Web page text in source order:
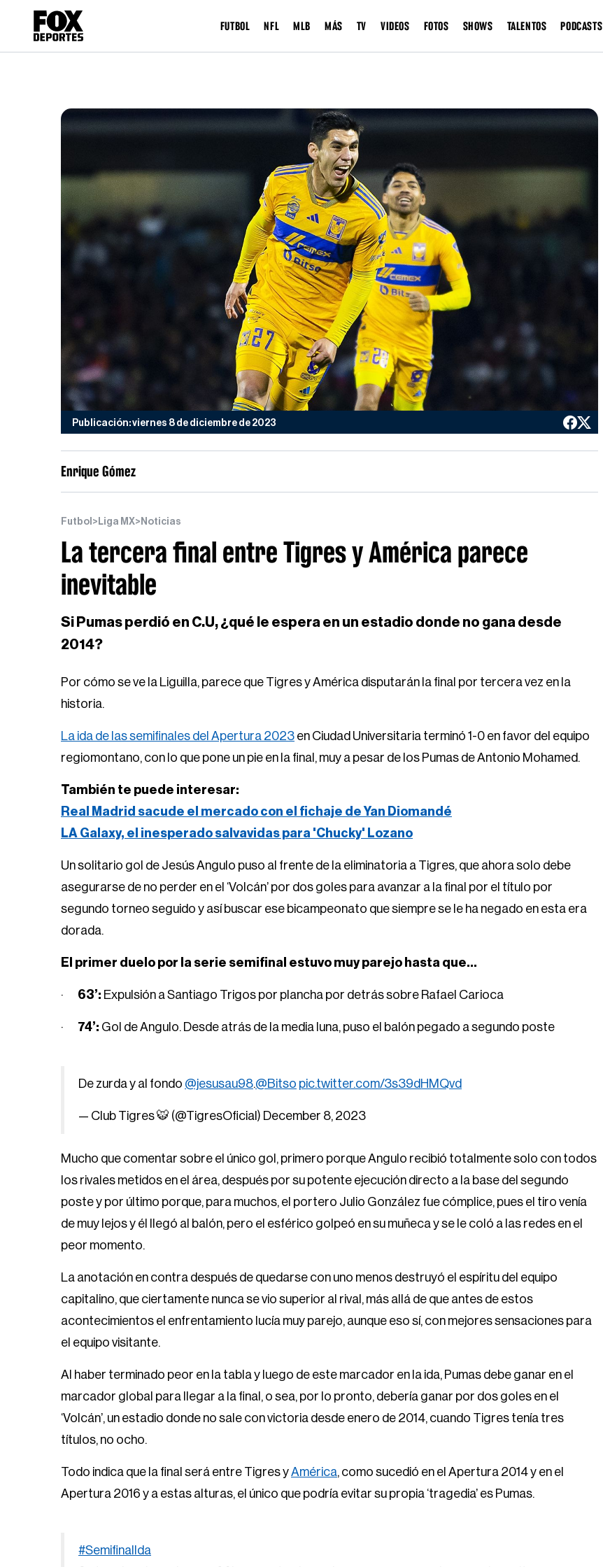
FUTBOL NFL MLB MÁS TV VIDEOS FOTOS SHOWS TALENTOS PODCASTS
Publicación: viernes 8 de diciembre de 2023
Enrique Gómez
Futbol > Liga MX> Noticias
La tercera final entre Tigres y América parece
inevitable
Si Pumas perdió en C.U, ¿qué le espera en un estadio donde no gana desde
2014?
Por cómo se ve la Liguilla, parece que Tigres y América disputarán la final por tercera vez en la
historia.
La ida de las semifinales del Apertura 2023 en Ciudad Universitaria terminó 1-0 en favor del equipo
regiomontano, con lo que pone un pie en la final, muy a pesar de los Pumas de Antonio Mohamed.
También te puede interesar:
Real Madrid sacude el mercado con el fichaje de Yan Diomandé
LA Galaxy, el inesperado salvavidas para 'Chucky' Lozano
Un solitario gol de Jesús Angulo puso al frente de la eliminatoria a Tigres, que ahora solo debe
asegurarse de no perder en el ‘Volcán’ por dos goles para avanzar a la final por el título por
segundo torneo seguido y así buscar ese bicampeonato que siempre se le ha negado en esta era
dorada.
El primer duelo por la serie semifinal estuvo muy parejo hasta que…
· 63’: Expulsión a Santiago Trigos por plancha por detrás sobre Rafael Carioca
· 74’: Gol de Angulo. Desde atrás de la media luna, puso el balón pegado a segundo poste
De zurda y al fondo @jesusau98.@Bitso pic.twitter.com/3s39dHMQvd
— Club Tigres 🐯 (@TigresOficial) December 8, 2023
Mucho que comentar sobre el único gol, primero porque Angulo recibió totalmente solo con todos
los rivales metidos en el área, después por su potente ejecución directo a la base del segundo
poste y por último porque, para muchos, el portero Julio González fue cómplice, pues el tiro venía
de muy lejos y él llegó al balón, pero el esférico golpeó en su muñeca y se le coló a las redes en el
peor momento.
La anotación en contra después de quedarse con uno menos destruyó el espíritu del equipo
capitalino, que ciertamente nunca se vio superior al rival, más allá de que antes de estos
acontecimientos el enfrentamiento lucía muy parejo, aunque eso sí, con mejores sensaciones para
el equipo visitante.
Al haber terminado peor en la tabla y luego de este marcador en la ida, Pumas debe ganar en el
marcador global para llegar a la final, o sea, por lo pronto, debería ganar por dos goles en el
‘Volcán’, un estadio donde no sale con victoria desde enero de 2014, cuando Tigres tenía tres
títulos, no ocho.
Todo indica que la final será entre Tigres yAmérica, como sucedió en el Apertura 2014 y en el
Apertura 2016 y a estas alturas, el único que podría evitar su propia ‘tragedia’ es Pumas.
#SemifinalIda